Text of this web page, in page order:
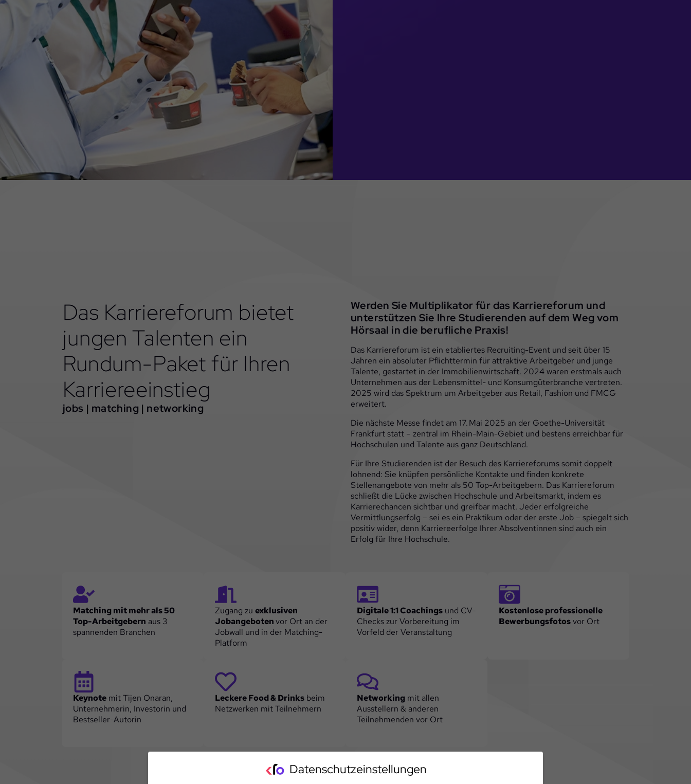
Das Karriereforum bietet
jungen Talenten ein
Rundum-Paket für Ihren
Karriereeinstieg
jobs | matching | networking
Werden Sie Multiplikator für das Karriereforum und
unterstützen Sie Ihre Studierenden auf dem Weg vom
Hörsaal in die berufliche Praxis!
Das Karriereforum ist ein etabliertes Recruiting-Event und seit über 15
Jahren ein absoluter Pflichttermin für attraktive Arbeitgeber und junge
Talente, gestartet in der Immobilienwirtschaft. 2024 waren erstmals auch
Unternehmen aus der Lebensmittel- und Konsumgüterbranche vertreten.
2025 wird das Spektrum um Arbeitgeber aus Retail, Fashion und FMCG
erweitert.
Die nächste Messe findet am 17. Mai 2025 an der Goethe-Universität
Frankfurt statt – zentral im Rhein-Main-Gebiet und bestens erreichbar für
Hochschulen und Talente aus ganz Deutschland.
Für Ihre Studierenden ist der Besuch des Karriereforums somit doppelt
lohnend: Sie knüpfen persönliche Kontakte und finden konkrete
Stellenangebote von mehr als 50 Top-Arbeitgebern. Das Karriereforum
schließt die Lücke zwischen Hochschule und Arbeitsmarkt, indem es
Karrierechancen sichtbar und greifbar macht. Jeder erfolgreiche
Vermittlungserfolg – sei es ein Praktikum oder der erste Job – spiegelt sich
positiv wider, denn Karriereerfolge Ihrer Absolventinnen sind auch ein
Erfolg für Ihre Hochschule.
Matching mit mehr als 50
Top-Arbeitgebern aus 3
spannenden Branchen
Zugang zu exklusiven
Jobangebotenvor Ort an der
Jobwall und in der Matching-
Platform
Digitale 1:1 Coachings und CV-
Checks zur Vorbereitung im
Vorfeld der Veranstaltung
Kostenlose professionelle
Bewerbungsfotosvor Ort
Keynote mit Tijen Onaran,
Unternehmerin, Investorin und
Bestseller-Autorin
Leckere Food & Drinks beim
Netzwerken mit Teilnehmern
Networking mit allen
Ausstellern & anderen
Teilnehmenden vor Ort
Datenschutzeinstellungen